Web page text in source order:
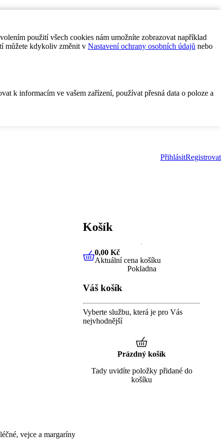
použití všech cookies nám umožníte zobrazovat například
můžete kdykoliv změnit v Nastavení ochrany osobních údajů nebo
k informacím ve vašem zařízení, používat přesná data o poloze a
PřihlásitRegistrovat
vejce a margaríny
Košík
0,00 KčAktuální cena košíku
0,00 Kč
Aktuální cena košíku
Pokladna
Váš košík
Vyberte službu, která je pro Vás
nejvhodnější
Prázdný košík
Tady uvidíte položky přidané do
košíku